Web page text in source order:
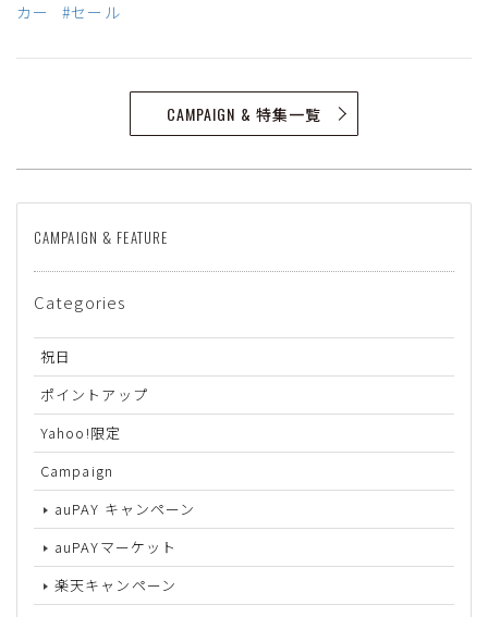
カー
#セール
CAMPAIGN & 特集一覧
CAMPAIGN & FEATURE
Categories
祝日
ポイントアップ
Yahoo!限定
Campaign
auPAY キャンペーン
auPAYマーケット
楽天キャンペーン